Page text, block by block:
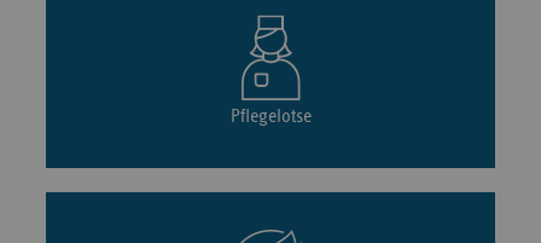
Pflegelotse